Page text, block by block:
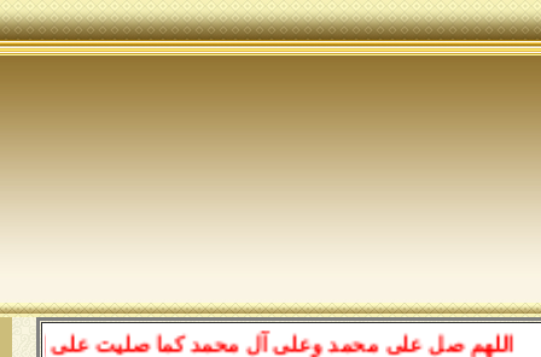
صل على محمد وعلى آل محمد كما صليت على إبراهيم